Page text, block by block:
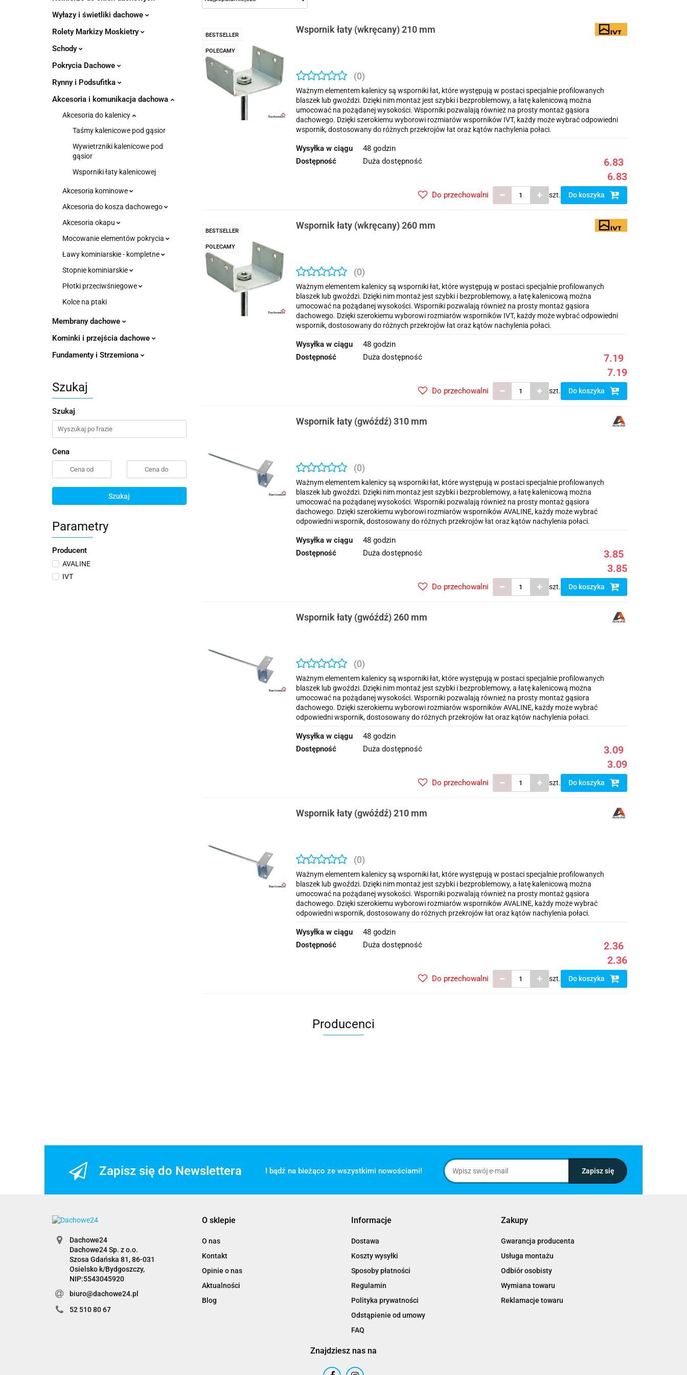
Wyłazy i świetliki dachowe
Rolety Markizy Moskietry
Schody
Pokrycia Dachowe
Rynny i Podsufitka
Akcesoria i komunikacja dachowa
Akcesoria do kalenicy
Taśmy kalenicowe pod gąsior
Wywietrzniki kalenicowe pod
gąsior
Wsporniki łaty kalenicowej
Akcesoria kominowe
Akcesoria do kosza dachowego
Akcesoria okapu
Mocowanie elementów pokrycia
Ławy kominiarskie - kompletne
Stopnie kominiarskie
Płotki przeciwśniegowe
Kolce na ptaki
Membrany dachowe
Kominki i przejścia dachowe
Fundamenty i Strzemiona
Szukaj
Szukaj
Cena
Szukaj
Parametry
Producent
AVALINE
IVT
BESTSELLER
POLECAMY
Wspornik łaty (wkręcany) 210 mm
(0)
Ważnym elementem kalenicy są wsporniki łat, które występują w postaci specjalnie profilowanych
blaszek lub gwoździ. Dzięki nim montaż jest szybki i bezproblemowy, a łatę kalenicową można
umocować na pożądanej wysokości. Wsporniki pozwalają również na prosty montaż gąsiora
dachowego. Dzięki szerokiemu wyborowi rozmiarów wsporników IVT, każdy może wybrać odpowiedni
wspornik, dostosowany do różnych przekrojów łat oraz kątów nachylenia połaci.
Wysyłka w ciągu
48 godzin
Dostępność
Duża dostępność
6.83
6.83
szt. Do koszyka
Do przechowalni
BESTSELLER
POLECAMY
Wspornik łaty (wkręcany) 260 mm
(0)
Ważnym elementem kalenicy są wsporniki łat, które występują w postaci specjalnie profilowanych
blaszek lub gwoździ. Dzięki nim montaż jest szybki i bezproblemowy, a łatę kalenicową można
umocować na pożądanej wysokości. Wsporniki pozwalają również na prosty montaż gąsiora
dachowego. Dzięki szerokiemu wyborowi rozmiarów wsporników IVT, każdy może wybrać odpowiedni
wspornik, dostosowany do różnych przekrojów łat oraz kątów nachylenia połaci.
Wysyłka w ciągu
48 godzin
Dostępność
Duża dostępność
7.19
7.19
szt. Do koszyka
Do przechowalni
Wspornik łaty (gwóźdź) 310 mm
(0)
Ważnym elementem kalenicy są wsporniki łat, które występują w postaci specjalnie profilowanych
blaszek lub gwoździ. Dzięki nim montaż jest szybki i bezproblemowy, a łatę kalenicową można
umocować na pożądanej wysokości. Wsporniki pozwalają również na prosty montaż gąsiora
dachowego. Dzięki szerokiemu wyborowi rozmiarów wsporników AVALINE, każdy może wybrać
odpowiedni wspornik, dostosowany do różnych przekrojów łat oraz kątów nachylenia połaci.
Wysyłka w ciągu
48 godzin
Dostępność
Duża dostępność
3.85
3.85
szt. Do koszyka
Do przechowalni
Wspornik łaty (gwóźdź) 260 mm
(0)
Ważnym elementem kalenicy są wsporniki łat, które występują w postaci specjalnie profilowanych
blaszek lub gwoździ. Dzięki nim montaż jest szybki i bezproblemowy, a łatę kalenicową można
umocować na pożądanej wysokości. Wsporniki pozwalają również na prosty montaż gąsiora
dachowego. Dzięki szerokiemu wyborowi rozmiarów wsporników AVALINE, każdy może wybrać
odpowiedni wspornik, dostosowany do różnych przekrojów łat oraz kątów nachylenia połaci.
Wysyłka w ciągu
48 godzin
Dostępność
Duża dostępność
3.09
3.09
szt. Do koszyka
Do przechowalni
Wspornik łaty (gwóźdź) 210 mm
(0)
Ważnym elementem kalenicy są wsporniki łat, które występują w postaci specjalnie profilowanych
blaszek lub gwoździ. Dzięki nim montaż jest szybki i bezproblemowy, a łatę kalenicową można
umocować na pożądanej wysokości. Wsporniki pozwalają również na prosty montaż gąsiora
dachowego. Dzięki szerokiemu wyborowi rozmiarów wsporników AVALINE, każdy może wybrać
odpowiedni wspornik, dostosowany do różnych przekrojów łat oraz kątów nachylenia połaci.
Wysyłka w ciągu
48 godzin
Dostępność
Duża dostępność
2.36
2.36
szt. Do koszyka
Do przechowalni
Producenci
Zapisz się do Newslettera I bądź na bieżąco ze wszystkimi nowościami!
Dachowe24
Dachowe24 Sp. z o.o.
Szosa Gdańska 81, 86-031
Osielsko k/Bydgoszczy,
NIP:5543045920
biuro@dachowe24.pl
52 510 80 67
O sklepie
O nas
Kontakt
Opinie o nas
Aktualności
Blog
Informacje
Dostawa
Koszty wysyłki
Sposoby płatności
Regulamin
Polityka prywatności
Odstąpienie od umowy
FAQ
Zakupy
Gwarancja producenta
Usługa montażu
Odbiór osobisty
Wymiana towaru
Reklamacje towaru
Znajdziesz nas na